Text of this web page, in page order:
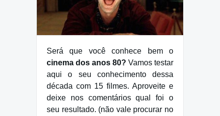
Será que você conhece bem o
cinema dos anos 80? Vamos testar
aqui o seu conhecimento dessa
década com 15 filmes. Aproveite e
deixe nos comentários qual foi o
seu resultado. (não vale procurar no